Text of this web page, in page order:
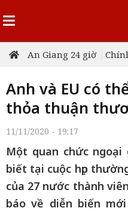
An Giang 24 giờ
Anh và EU có
thỏa thuận
11/11/2020 - 19:17
Một quan chức ngoại
biết tại cuộc họp
của 27 nước thành
báo về diễn biến